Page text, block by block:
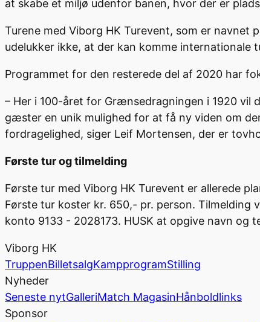
at skabe et miljø udenfor banen, hvor der er
Turene med Viborg HK Turevent, som er navnet
udelukker ikke, at der kan komme internationale
Programmet for den resterede del af 2020 har
– Her i 100-året for Grænsedragningen i 1920 vil
gæster en unik mulighed for at få ny viden om
fordragelighed, siger Leif Mortensen, der er
Første tur og tilmelding
Første tur med Viborg HK Turevent er allerede
Første tur koster kr. 650,- pr. person. Tilmelding
konto 9133 - 2028173. HUSK at opgive navn og
Viborg HK
TruppenBilletsalgKampprogramStilling
Nyheder
Seneste nytGalleriMatch MagasinHånboldlinks
Sponsor